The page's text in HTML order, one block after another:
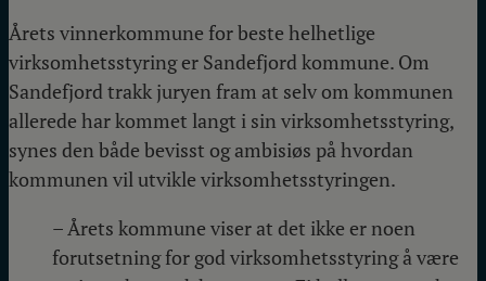
Årets vinnerkommune for beste helhetlige
virksomhetsstyring er Sandefjord kommune. Om
Sandefjord trakk juryen fram at selv om kommunen
allerede har kommet langt i sin virksomhetsstyring,
synes den både bevisst og ambisiøs på hvordan
kommunen vil utvikle virksomhetsstyringen.
– Årets kommune viser at det ikke er noen
forutsetning for god virksomhetsstyring å være